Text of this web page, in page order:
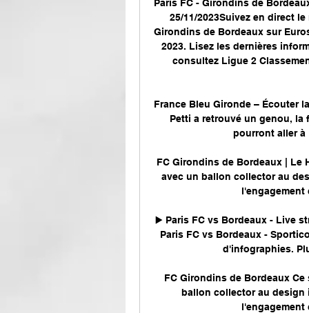
Paris FC - Girondins de
25/11/2023Suivez en direct
Girondins de Bordeaux sur
2023. Lisez les dernières
consultez Ligue 2
France Bleu Gironde – Écouter
Petti a retrouvé un genou, la
pourront aller à
FC Girondins de Bordeaux | Le
avec un ballon collector au
l'engagement
▶️ Paris FC vs Bordeaux - Live
Paris FC vs Bordeaux -
d'infographies.
FC Girondins de Bordeaux
ballon collector au design
l'engagement